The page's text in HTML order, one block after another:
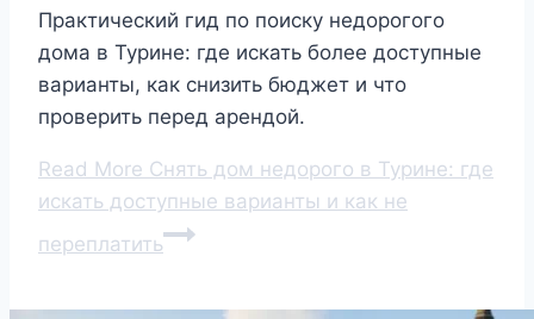
Практический гид по поиску недорогого
дома в Турине: где искать более доступные
варианты, как снизить бюджет и что
проверить перед арендой.
Read More Снять дом недорого в Турине: где
искать доступные варианты и как не
переплатить